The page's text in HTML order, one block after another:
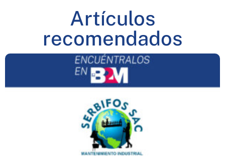
Artículos
recomendados